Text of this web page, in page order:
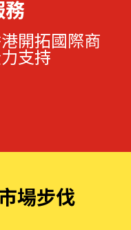
務
開拓國際商
支持
場步伐